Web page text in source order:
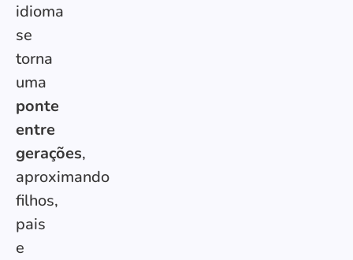
idioma
se
torna
uma
ponte
entre
gerações,
aproximando
filhos,
pais
e